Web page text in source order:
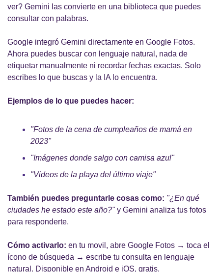
ver? Gemini las convierte en una biblioteca que puedes
consultar con palabras.
Google integró Gemini directamente en Google Fotos.
Ahora puedes buscar con lenguaje natural, nada de
etiquetar manualmente ni recordar fechas exactas. Solo
escribes lo que buscas y la IA lo encuentra.
Ejemplos de lo que puedes hacer:
"Fotos de la cena de cumpleaños de mamá en
2023"
"Imágenes donde salgo con camisa azul"
"Videos de la playa del último viaje"
También puedes preguntarle cosas como: "¿En qué
ciudades he estado este año?" y Gemini analiza tus fotos
para responderte.
Cómo activarlo: en tu movil, abre Google Fotos → toca el
ícono de búsqueda → escribe tu consulta en lenguaje
natural. Disponible en Android e iOS, gratis.